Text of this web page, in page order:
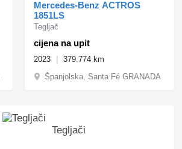
Mercedes-Benz ACTROS
1851LS
cijena na upit
Tegljač
2023
379.774 km
Španjolska, Santa Fé GRANADA
Tegljači